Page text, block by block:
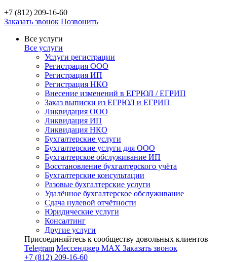
+7 (812) 209-16-60
Заказать звонок Позвонить
Все услуги
Все услуги
Услуги регистрации
Регистрация ООО
Регистрация ИП
Регистрация НКО
Внесение изменений в ЕГРЮЛ / ЕГРИП
Заказ выписки из ЕГРЮЛ и ЕГРИП
Ликвидация ООО
Ликвидация ИП
Ликвидация НКО
Бухгалтерские услуги
Бухгалтерские услуги для ООО
Бухгалтерское обслуживание ИП
Восстановление бухгалтерского учёта
Бухгалтерские консультации
Разовые бухгалтерские услуги
Удалённое бухгалтерское обслуживание
Сдача нулевой отчётности
Юридические услуги
Консалтинг
Другие услуги
Присоединяйтесь к сообществу довольных клиентов
Telegram Мессенджер MAX Заказать звонок
+7 (812) 209-16-60